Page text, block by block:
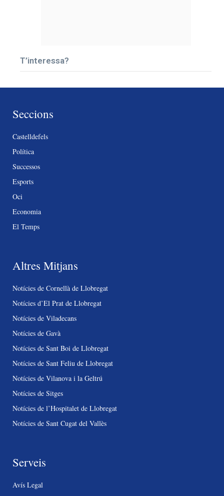
T’interessa?
Seccions
Castelldefels
Política
Successos
Esports
Oci
Economia
El Temps
Altres Mitjans
Notícies de Cornellà de Llobregat
Notícies d’El Prat de Llobregat
Notícies de Viladecans
Notícies de Gavà
Notícies de Sant Boi de Llobregat
Notícies de Sant Feliu de Llobregat
Notícies de Vilanova i la Geltrú
Notícies de Sitges
Notícies de l’Hospitalet de Llobregat
Notícies de Sant Cugat del Vallès
Serveis
Avís Legal